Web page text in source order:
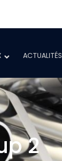
ACTUALITÉS
2